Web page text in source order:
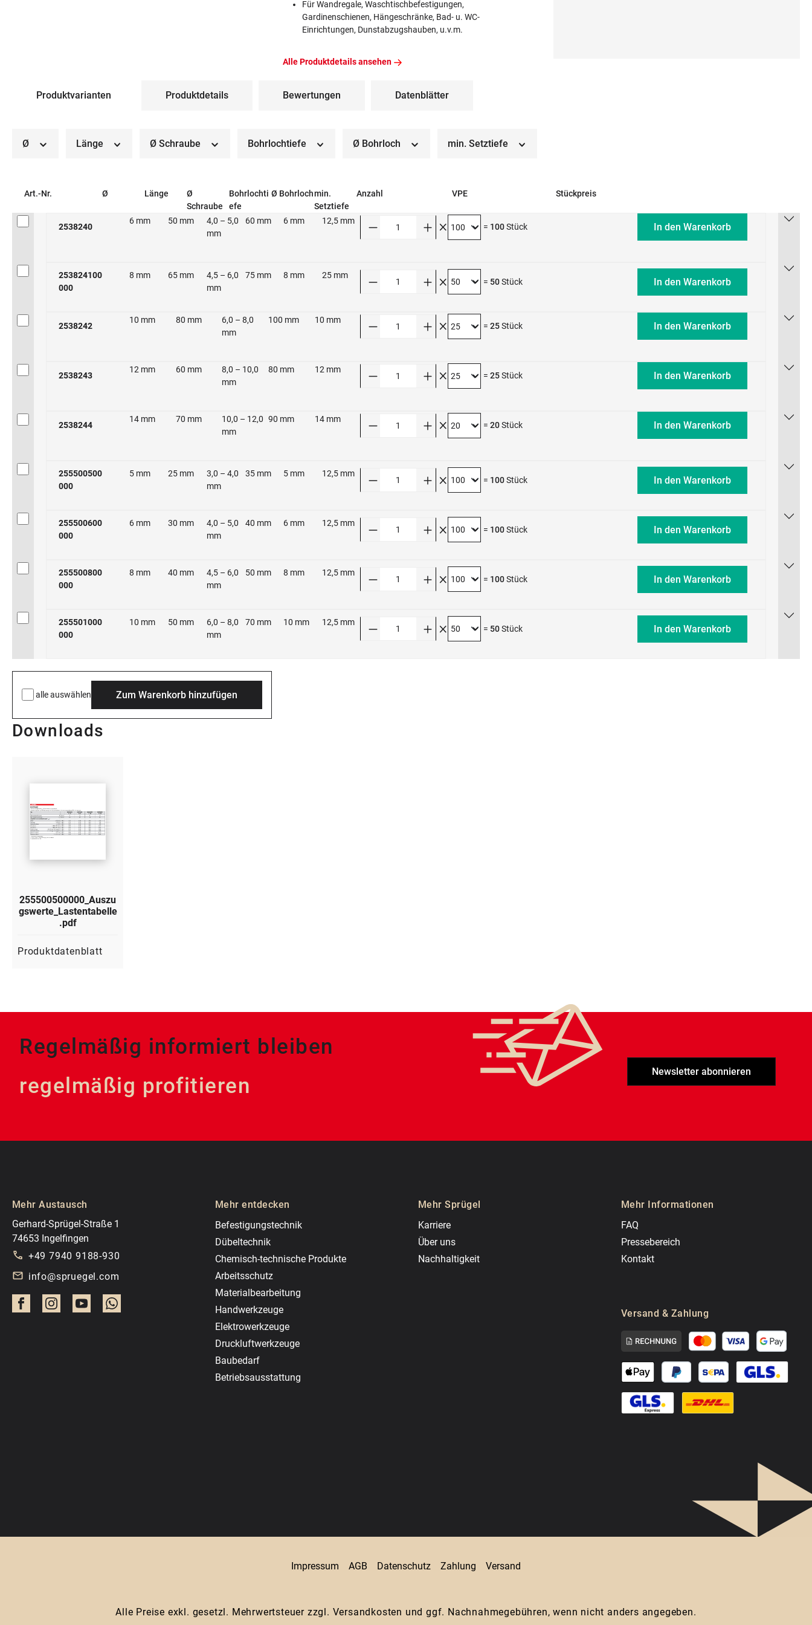
Für Wandregale, Waschtischbefestigungen,
Gardinenschienen, Hängeschränke, Bad- u. WC-
Einrichtungen, Dunstabzugshauben, u.v.m.
Alle Produktdetails ansehen
Produktvarianten Produktdetails Bewertungen Datenblätter
Ø Länge Ø Schraube Bohrlochtiefe Ø Bohrloch min. Setztiefe
Art.-Nr. Ø Länge
Ø
Schraube
Bohrlochti
efe
Ø Bohrlochmin.
Setztiefe
Anzahl VPE Stückpreis
2538240
6 mm 50 mm
4,0 – 5,0
mm
60 mm 6 mm 12,5 mm
= 100Stück In den Warenkorb
253824100
000
8 mm 65 mm
4,5 – 6,0
mm
75 mm 8 mm 25 mm
= 50Stück In den Warenkorb
2538242
10 mm 80 mm
6,0 – 8,0
mm
100 mm 10 mm
= 25Stück In den Warenkorb
2538243
12 mm 60 mm
8,0 – 10,0
mm
80 mm 12 mm
= 25Stück In den Warenkorb
2538244
14 mm 70 mm
10,0 – 12,0
mm
90 mm 14 mm
= 20Stück In den Warenkorb
255500500
000
5 mm 25 mm
3,0 – 4,0
mm
35 mm 5 mm 12,5 mm
= 100Stück In den Warenkorb
255500600
000
6 mm 30 mm
4,0 – 5,0
mm
40 mm 6 mm 12,5 mm
= 100Stück In den Warenkorb
255500800
000
8 mm 40 mm
4,5 – 6,0
mm
50 mm 8 mm 12,5 mm
= 100Stück In den Warenkorb
255501000
000
10 mm 50 mm
6,0 – 8,0
mm
70 mm 10 mm 12,5 mm
= 50Stück In den Warenkorb
alle auswählen Zum Warenkorb hinzufügen
Downloads
255500500000_Auszu
gswerte_Lastentabelle
.pdf
Produktdatenblatt
Regelmäßig informiert bleiben
regelmäßig profitieren
Newsletter abonnieren
Mehr Austausch
Gerhard-Sprügel-Straße 1
74653 Ingelfingen
+49 7940 9188-930
info@spruegel.com
Mehr entdecken
Befestigungstechnik
Dübeltechnik
Chemisch-technische Produkte
Arbeitsschutz
Materialbearbeitung
Handwerkzeuge
Elektrowerkzeuge
Druckluftwerkzeuge
Baubedarf
Betriebsausstattung
Mehr Sprügel
Karriere
Über uns
Nachhaltigkeit
Mehr Informationen
FAQ
Pressebereich
Kontakt
Versand & Zahlung
Impressum AGB Datenschutz Zahlung Versand
Alle Preise exkl. gesetzl. Mehrwertsteuer zzgl. Versandkosten und ggf. Nachnahmegebühren, wenn nicht anders angegeben.